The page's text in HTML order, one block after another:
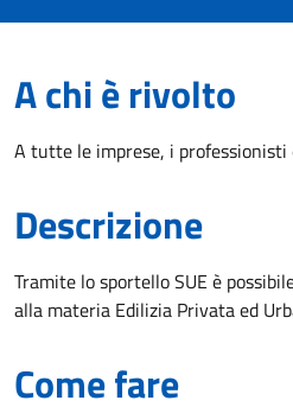
A chi è rivolto
A tutte le imprese, i
Descrizione
Tramite lo sportello SUE è
alla materia Edilizia Privata ed
Come fare